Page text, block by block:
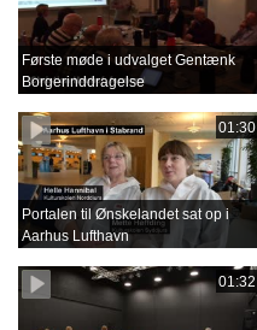
Første møde i udvalget Gentænk
Borgerinddragelse
01:30
Portalen til Ønskelandet sat op i
Aarhus Lufthavn
01:32